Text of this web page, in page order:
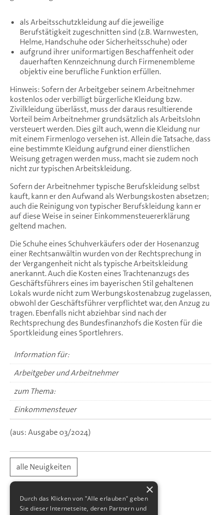
als Arbeitsschutzkleidung auf die jeweilige
Berufstätigkeit zugeschnitten sind (z.B. Warnwesten,
Helme, Handschuhe oder Sicherheitsschuhe) oder
aufgrund ihrer uniformartigen Beschaffenheit oder
dauerhaften Kennzeichnung durch Firmenembleme
objektiv eine berufliche Funktion erfüllen.
Hinweis: Sofern der Arbeitgeber seinem Arbeitnehmer
kostenlos oder verbilligt bürgerliche Kleidung bzw.
Zivilkleidung überlässt, muss der daraus resultierende
Vorteil beim Arbeitnehmer grundsätzlich als Arbeitslohn
versteuert werden. Dies gilt auch, wenn die Kleidung nur
mit einem Firmenlogo versehen ist. Allein die Tatsache, dass
eine bestimmte Kleidung aufgrund einer dienstlichen
Weisung getragen werden muss, macht sie zudem noch
nicht zur typischen Arbeitskleidung.
Sofern der Arbeitnehmer typische Berufskleidung selbst
kauft, kann er den Aufwand als Werbungskosten absetzen;
auch die Reinigung von typischer Berufskleidung kann er
auf diese Weise in seiner Einkommensteuererklärung
geltend machen.
Die Schuhe eines Schuhverkäufers oder der Hosenanzug
einer Rechtsanwältin wurden von der Rechtsprechung in
der Vergangenheit nicht als typische Arbeitskleidung
anerkannt. Auch die Kosten eines Trachtenanzugs des
Geschäftsführers eines im bayerischen Stil gehaltenen
Lokals wurde nicht zum Werbungskostenabzug zugelassen,
obwohl der Geschäftsführer verpflichtet war, den Anzug zu
tragen. Ebenfalls nicht abziehbar sind nach der
Rechtsprechung des Bundesfinanzhofs die Kosten für die
Sportkleidung eines Sportlehrers.
Information für:
Arbeitgeber und Arbeitnehmer
zum Thema:
Einkommensteuer
(aus: Ausgabe 03/2024)
alle Neuigkeiten
×
Durch das Klicken von "Alle erlauben" geben
Sie dieser Internetseite, deren Partnern und